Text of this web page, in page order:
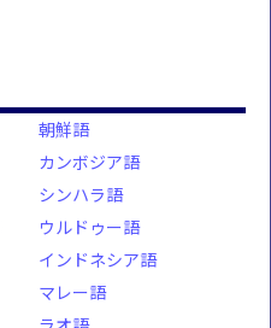
朝鮮語
カンボジア語
シンハラ語
ウルドゥー語
インドネシア語
マレー語